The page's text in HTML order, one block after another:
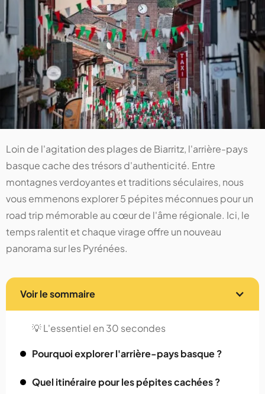
Loin de l'agitation des plages de Biarritz, l'arrière-pays
basque cache des trésors d'authenticité. Entre
montagnes verdoyantes et traditions séculaires, nous
vous emmenons explorer 5 pépites méconnues pour un
road trip mémorable au cœur de l'âme régionale. Ici, le
temps ralentit et chaque virage offre un nouveau
panorama sur les Pyrénées.
Voir le sommaire
💡 L'essentiel en 30 secondes
Pourquoi explorer l'arrière-pays basque ?
Quel itinéraire pour les pépites cachées ?